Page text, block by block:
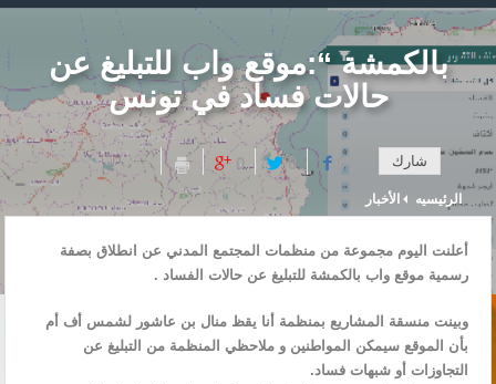
بالكمشة “:موقع واب للتبليغ عن
حالات فساد في تونس
شارك 0
0
0
الرئيسيه الأخبار
أعلنت اليوم مجموعة من منظمات المجتمع المدني عن انطلاق بصفة
رسمية موقع واب بالكمشة للتبليغ عن حالات الفساد .
وبينت منسقة المشاريع بمنظمة أنا يقظ منال بن عاشور لشمس أف أم
بأن الموقع سيمكن المواطنين و ملاحظي المنظمة من التبليغ عن
التجاوزات أو شبهات فساد.